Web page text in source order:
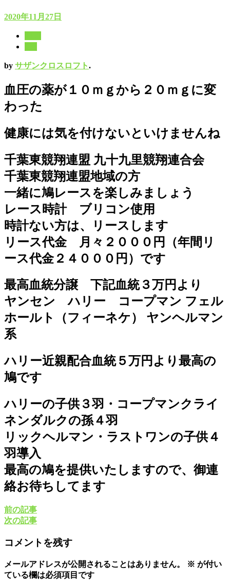
2020年11月27日
by サザンクロスロフト.
血圧の薬が１０ｍｇから２０ｍｇに変
わった
健康には気を付けないといけませんね
千葉東競翔連盟 九十九里競翔連合会
千葉東競翔連盟地域の方
一緒に鳩レースを楽しみましょう
レース時計 ブリコン使用
時計ない方は、リースします
リース代金 月々２０００円（年間リ
ース代金２４０００円）です
最高血統分譲 下記血統３万円より
ヤンセン ハリー コープマン フェル
ホールト（フィーネケ） ヤンヘルマン
系
ハリー近親配合血統５万円より最高の
鳩です
ハリーの子供３羽・コープマンクライ
ネンダルクの孫４羽
リックヘルマン・ラストワンの子供４
羽導入
最高の鳩を提供いたしますので、御連
絡お待ちしてます
前の記事
次の記事
コメントを残す
メールアドレスが公開されることはありません。 ※ が付い
ている欄は必須項目です